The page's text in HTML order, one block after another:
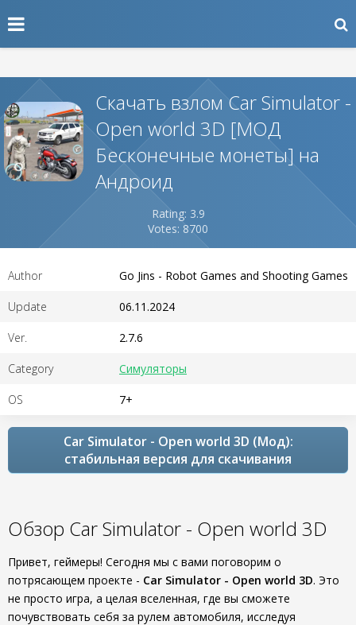
Скачать взлом Car Simulator -
Open world 3D [МОД
Бесконечные монеты] на
Андроид
Rating: 3.9
Votes: 8700
Author Go Jins - Robot Games and Shooting Games
Update 06.11.2024
Ver. 2.7.6
Category Симуляторы
OS 7+
Car Simulator - Open world 3D (Мод):
стабильная версия для скачивания
Обзор Car Simulator - Open world 3D
Привет, геймеры! Сегодня мы с вами поговорим о
потрясающем проекте - Car Simulator - Open world 3D. Это
не просто игра, а целая вселенная, где вы сможете
почувствовать себя за рулем автомобиля, исследуя